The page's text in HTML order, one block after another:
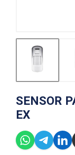
SENSOR
EX